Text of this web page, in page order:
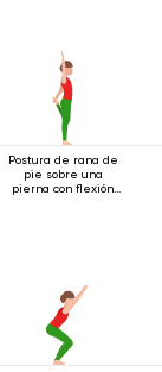
Postura de rana de
pie sobre una
pierna con flexión